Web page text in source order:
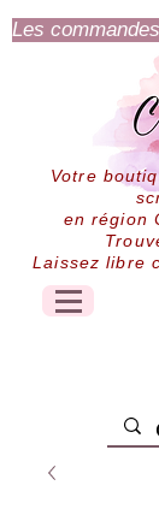
Les
Votre
en région
Laissez libre